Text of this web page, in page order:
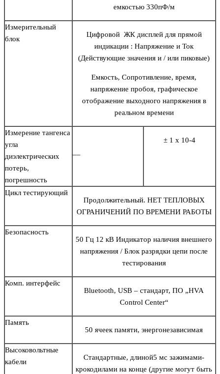
емкостью 330пФ/м
Измерительный
блок
Цифровой ЖК дисплей для прямой
индикации : Напряжение и Ток
(Действующие значения и / или пиковые)
Емкость, Сопротивление, время,
напряжение пробоя, графическое
отображение выходного напряжения в
реальном времени
Измерение тангенса
угла
диэлектрических
потерь,
погрешность
± 1 x 10-4
Цикл тестирующий
Продолжительный. НЕТ ТЕПЛОВЫХ
ОГРАНИЧЕНИЙ ПО ВРЕМЕНИ РАБОТЫ
Безопасность
50 Гц 12 кВ Индикатор наличия внешнего
напряжения / Блок разрядки цепи после
тестирования
Комп. интерфейс
Bluetooth, USB – стандарт, ПО „HVA
Control Center“
Память
50 ячеек памяти, энергонезависимая
Высоковольтные
кабели
Стандартные, длиной5 мс зажимами-
крокодилами на конце (другие могут быть